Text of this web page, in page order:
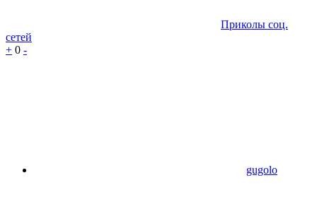
Приколы соц.
сетей
+ 0 -
gugolo